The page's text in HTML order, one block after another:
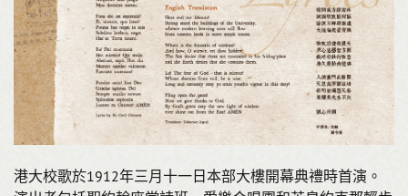
港大校歌於1912年三月十一日本部大樓開幕典禮時首演。